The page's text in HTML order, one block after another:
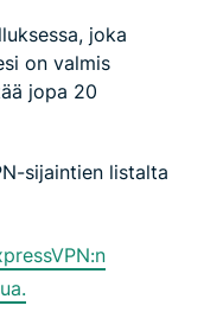
joka
on valmis
jopa 20
sijaintien listalta